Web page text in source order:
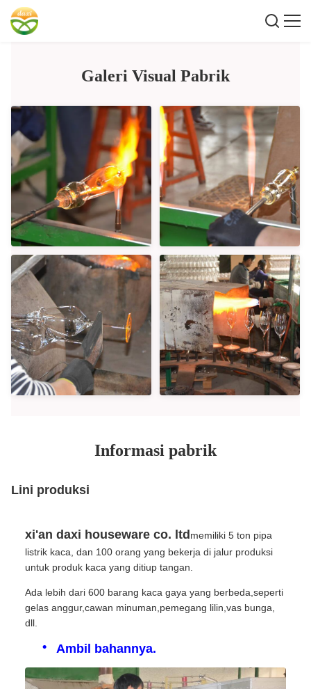
Galeri Visual Pabrik
Informasi pabrik
Lini produksi
xi'an daxi houseware co. ltd memiliki 5 ton pipa
listrik kaca, dan 100 orang yang bekerja di jalur produksi
untuk produk kaca yang ditiup tangan.
Ada lebih dari 600 barang kaca gaya yang berbeda,seperti
gelas anggur,cawan minuman,pemegang lilin,vas bunga,
dll.
Ambil bahannya.